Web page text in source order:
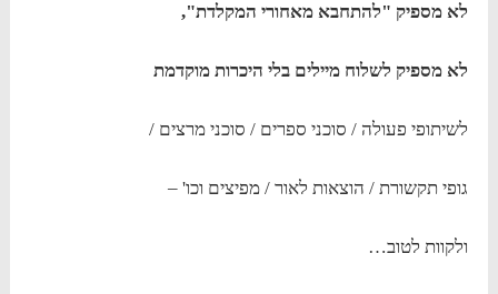
לא מספיק "להתחבא מאחורי המקלדת",
לא מספיק לשלוח מיילים בלי היכרות מוקדמת
לשיתופי פעולה / סוכני ספרים / סוכני מרצים /
גופי תקשורת / הוצאות לאור / מפיצים וכו' –
ולקוות לטוב…